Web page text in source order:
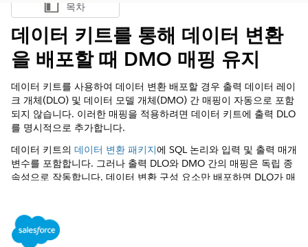
목차 표시
목차
데이터 키트를 통해 데이터 변환
을 배포할 때 DMO 매핑 유지
데이터 키트를 사용하여 데이터 변환 배포할 경우 출력 데이터 레이
크 개체(DLO) 및 데이터 모델 개체(DMO) 간 매핑이 자동으로 포함
되지 않습니다. 이러한 매핑을 적용하려면 데이터 키트에 출력 DLO
를 명시적으로 추가합니다.
데이터 키트의 데이터 변환 패키지에 SQL 논리와 입력 및 출력 매개
변수를 포함합니다. 그러나 출력 DLO와 DMO 간의 매핑은 독립 종
속성으로 작동합니다. 데이터 변환 구성 요소만 배포하면 DLO가 매
성에 명시적으로 추가되어야 합니다.
데이터 키트 탭으로 이동하여 키트를 엽니다.